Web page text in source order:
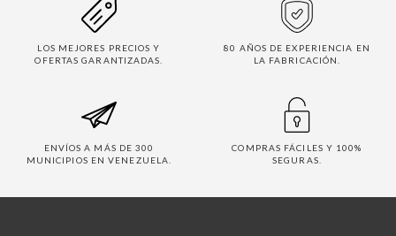
LOS MEJORES PRECIOS Y
OFERTAS GARANTIZADAS.
80 AÑOS DE EXPERIENCIA EN
LA FABRICACIÓN.
ENVÍOS A MÁS DE 300
MUNICIPIOS EN VENEZUELA.
COMPRAS FÁCILES Y 100%
SEGURAS.